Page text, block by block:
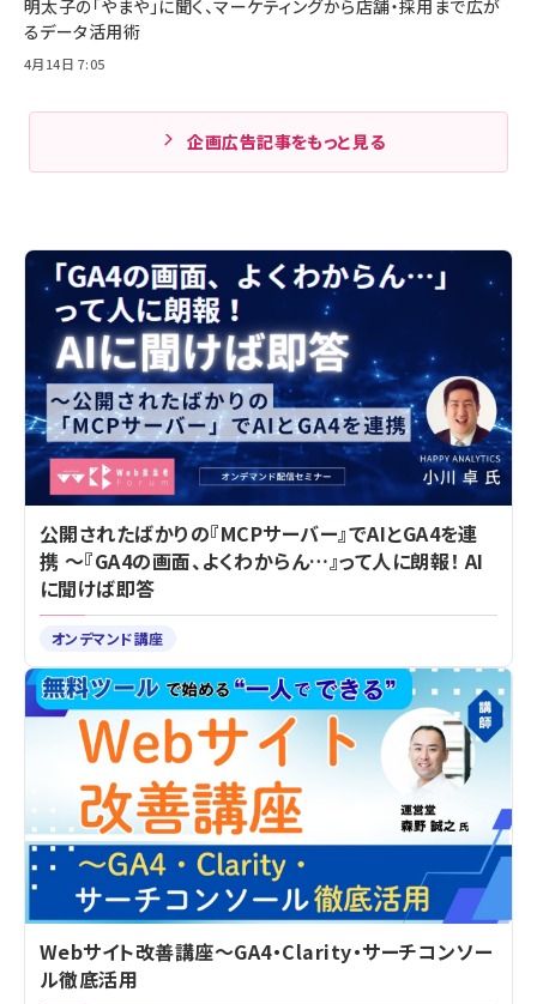
明太子の「やまや」に聞く、マーケティングから店舗・採用まで広が
るデータ活用術
4月14日 7:05
企画広告記事をもっと見る
公開されたばかりの『MCPサーバー』でAIとGA4を連
携 ～『GA4の画面、よくわからん…』って人に朗報！ AI
に聞けば即答
オンデマンド講座
Webサイト改善講座～GA4・Clarity・サーチコンソー
ル徹底活用